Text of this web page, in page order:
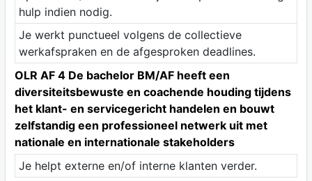
hulp indien nodig.
Je werkt punctueel volgens de collectieve
werkafspraken en de afgesproken deadlines.
OLR AF 4 De bachelor BM/AF heeft een
diversiteitsbewuste en coachende houding tijdens
het klant- en servicegericht handelen en bouwt
zelfstandig een professioneel netwerk uit met
nationale en internationale stakeholders
Je helpt externe en/of interne klanten verder.